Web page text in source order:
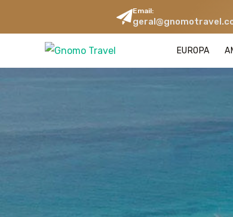
Email:
EUROPA